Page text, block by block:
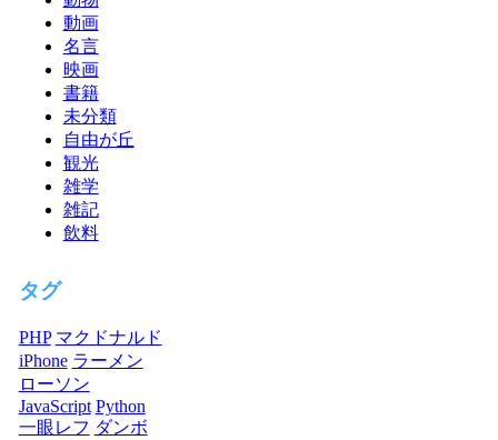
動画
名言
映画
書籍
未分類
自由が丘
観光
雑学
雑記
飲料
タグ
PHP マクドナルド
iPhone ラーメン
ローソン
JavaScript Python
一眼レフ ダンボ